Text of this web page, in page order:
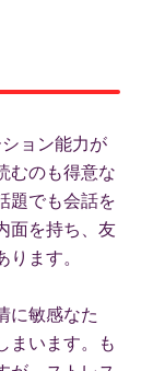
ョン能力が
むのも得意な
題でも会話を
面を持ち、友
ます。
に敏感なた
まいます。も